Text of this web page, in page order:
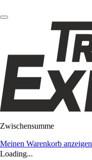
Zwischensumme
Meinen Warenkorb anzeigen
Loading...